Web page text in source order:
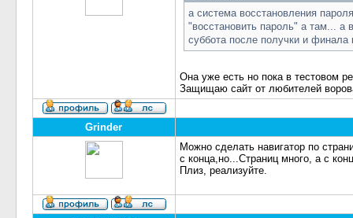
а система восстановления
"восстановить пароль" а там... а
суббота после получки и финала
Она уже есть но пока в тестовом
Защищаю сайт от любителей
Grinder
Можно сделать навигатор по
с конца,но...Страниц много, а с
Плиз, реализуйте.